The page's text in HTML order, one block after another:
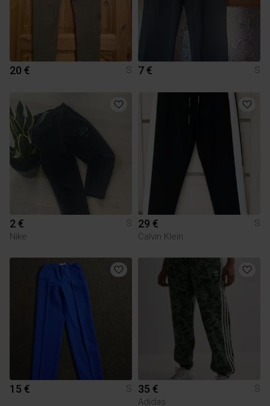
20 € S 7 € S
2 €
S
Nike
29 €
S
Calvin Klein
15 € S 35 €
S
Adidas